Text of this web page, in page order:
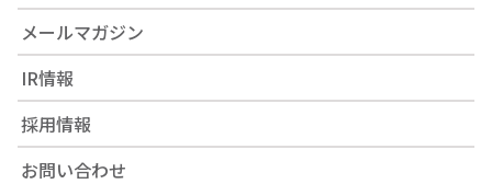
メールマガジン
IR情報
採用情報
お問い合わせ